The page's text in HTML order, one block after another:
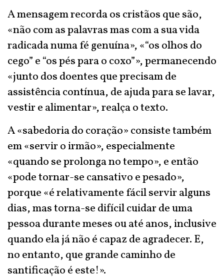
A mensagem recorda os cristãos que são,
«não com as palavras mas com a sua vida
radicada numa fé genuína», «“os olhos do
cego” e “os pés para o coxo”», permanecendo
«junto dos doentes que precisam de
assistência contínua, de ajuda para se lavar,
vestir e alimentar», realça o texto.
A «sabedoria do coração» consiste também
em «servir o irmão», especialmente
«quando se prolonga no tempo», e então
«pode tornar-se cansativo e pesado»,
porque «é relativamente fácil servir alguns
dias, mas torna-se difícil cuidar de uma
pessoa durante meses ou até anos, inclusive
quando ela já não é capaz de agradecer. E,
no entanto, que grande caminho de
santificação é este!».